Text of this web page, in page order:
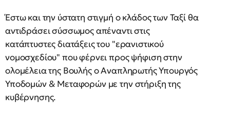
Έστω και την ύστατη στιγμή ο κλάδος των Ταξί θα
αντιδράσει σύσσωμος απέναντι στις
κατάπτυστες διατάξεις του "ερανιστικού
νομοσχεδίου" που φέρνει προς ψήφιση στην
ολομέλεια της Βουλής ο Αναπληρωτής Υπουργός
Υποδομών & Μεταφορών με την στήριξη της
κυβέρνησης.